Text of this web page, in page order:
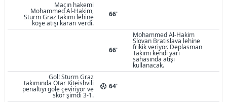
Maçın hakemi
Mohammed Al-Hakim,
Sturm Graz takımı lehine
köşe atışı kararı verdi.
66'
66'
Mohammed Al-Hakim
Slovan Bratislava lehine
frikik veriyor. Deplasman
Takımı kendi yarı
sahasında atışı
kullanacak.
Gol! Sturm Graz
takımında Otar Kiteishvili
penaltıyı gole çeviriyor ve
skor şimdi 3-1.
64'